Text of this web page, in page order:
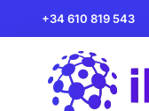
+34 610 819 543